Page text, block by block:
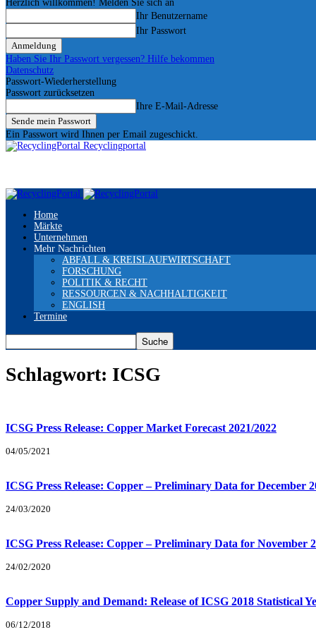
Herzlich willkommen! Melden Sie sich an
Ihr Benutzername
Ihr Passwort
Haben Sie Ihr Passwort vergessen? Hilfe bekommen
Datenschutz
Passwort-Wiederherstellung
Passwort zurücksetzen
Ihre E-Mail-Adresse
Ein Passwort wird Ihnen per Email zugeschickt.
Recyclingportal
Home
Märkte
Unternehmen
Mehr Nachrichten
ABFALL & KREISLAUFWIRTSCHAFT
FORSCHUNG
POLITIK & RECHT
RESSOURCEN & NACHHALTIGKEIT
ENGLISH
Termine
Schlagwort: ICSG
ICSG Press Release: Copper Market Forecast 2021/2022
04/05/2021
ICSG Press Release: Copper – Preliminary Data for December
24/03/2020
ICSG Press Release: Copper – Preliminary Data for November
24/02/2020
Copper Supply and Demand: Release of ICSG 2018 Statistical
06/12/2018